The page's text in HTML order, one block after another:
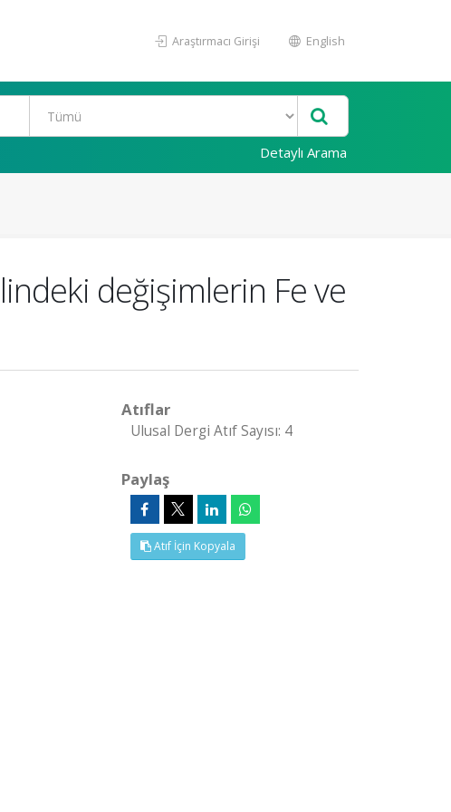
Araştırmacı Girişi English
Detaylı Arama
değişimlerin Fe ve
Atıflar
Ulusal Dergi Atıf Sayısı: 4
Paylaş
Atıf İçin Kopyala